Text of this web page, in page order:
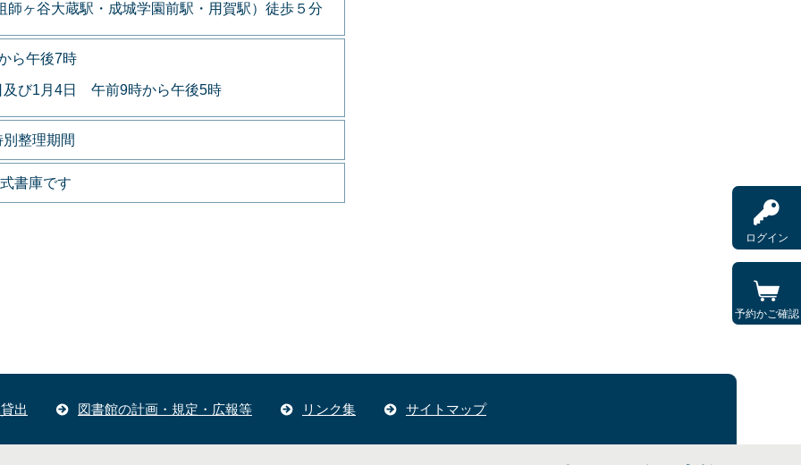
ログイン
予約かご確認
師ヶ谷大蔵駅・成城学園前駅・用賀駅）徒歩５分
ら午後7時
及び1月4日 午前9時から午後5時
整理期間
書庫です
出 図書館の計画・規定・広報等 リンク集 サイトマップ